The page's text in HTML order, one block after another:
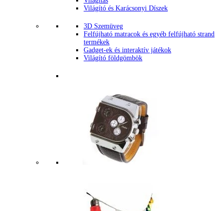
Világító és Karácsonyi Díszek
3D Szemüveg
Felfújható matracok és egyéb felfújható strand
termékek
Gadget-ek és interaktív játékok
Világító földgömbök